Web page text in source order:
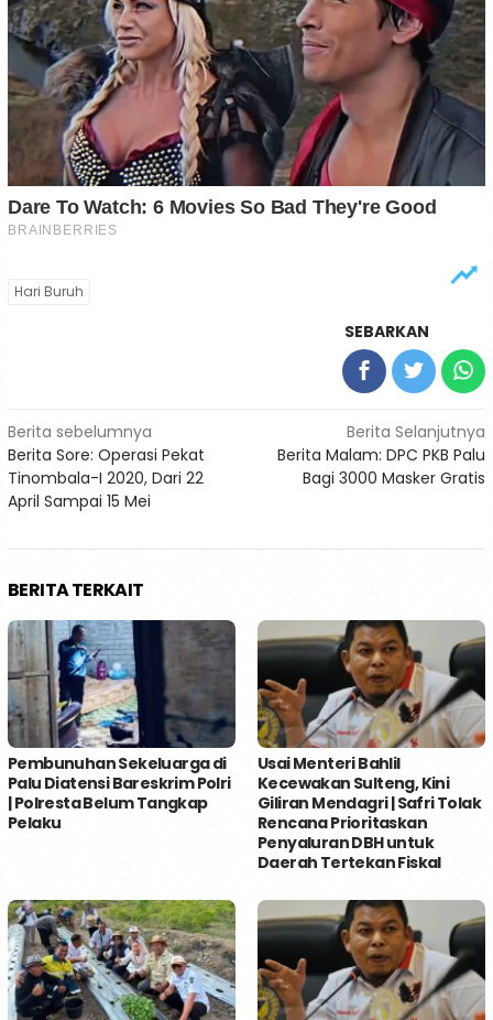
Hari Buruh
SEBARKAN
Navigasi
pos
Berita sebelumnya
Berita Sore: Operasi Pekat
Tinombala-I 2020, Dari 22
April Sampai 15 Mei
Berita Selanjutnya
Berita Malam: DPC PKB Palu
Bagi 3000 Masker Gratis
BERITA TERKAIT
Pembunuhan Sekeluarga di
Palu Diatensi Bareskrim Polri
| Polresta Belum Tangkap
Pelaku
Usai Menteri Bahlil
Kecewakan Sulteng, Kini
Giliran Mendagri | Safri Tolak
Rencana Prioritaskan
Penyaluran DBH untuk
Daerah Tertekan Fiskal